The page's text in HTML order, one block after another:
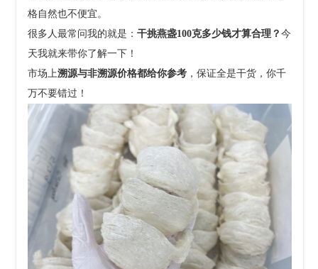
格自然也不便宜。
很多人最常问我的就是：干挑燕盏100克多少钱才算合理？今
天我就来带你了解一下！
市场上溯源与非溯源价格都给你参考 ，保证全是干货，你千
万不要错过！